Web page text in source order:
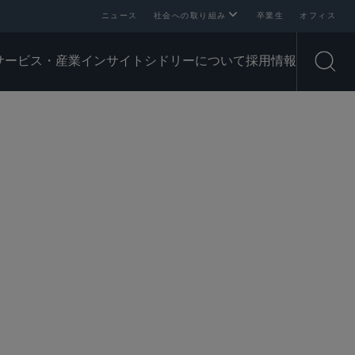
ニュース 社会への取り組み 卒業生 オフィス
ービス・産業インサイト シドリーについて採用情報